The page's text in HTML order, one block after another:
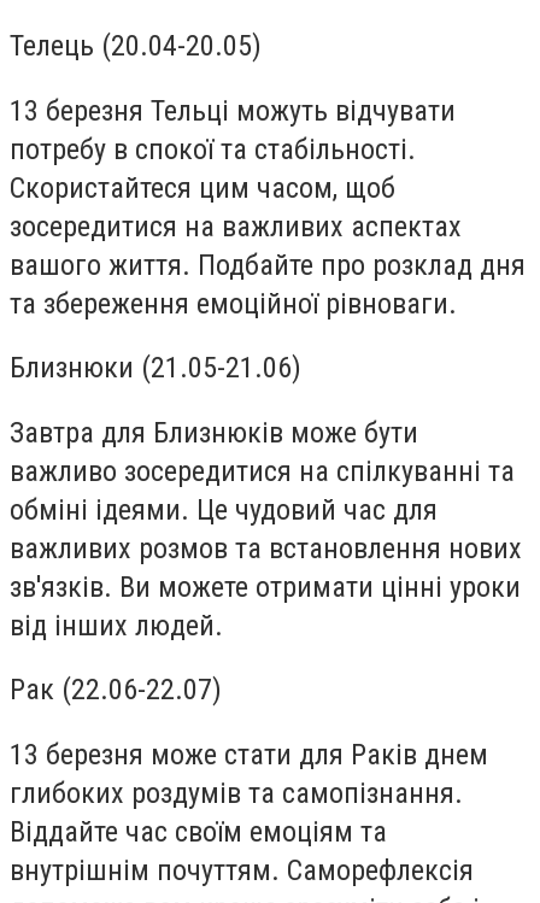
Телець (20.04-20.05)
13 березня Тельці можуть відчувати
потребу в спокої та стабільності.
Скористайтеся цим часом, щоб
зосередитися на важливих аспектах
вашого життя. Подбайте про розклад дня
та збереження емоційної рівноваги.
Близнюки (21.05-21.06)
Завтра для Близнюків може бути
важливо зосередитися на спілкуванні та
обміні ідеями. Це чудовий час для
важливих розмов та встановлення нових
зв'язків. Ви можете отримати цінні уроки
від інших людей.
Рак (22.06-22.07)
13 березня може стати для Раків днем
глибоких роздумів та самопізнання.
Віддайте час своїм емоціям та
внутрішнім почуттям. Саморефлексія